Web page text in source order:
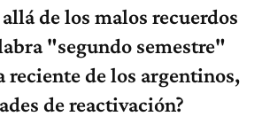
de los malos recuerdos
"segundo semestre"
reciente de los argentinos,
de reactivación?